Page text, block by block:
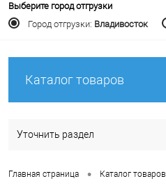
Выберите город отгрузки
Город отгрузки: Владивосток
Каталог товаров
Уточнить раздел
Главная страница • Каталог товаров